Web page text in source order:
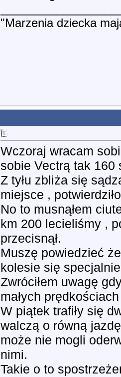
"Marzenia dziecka
Wczoraj wracam
sobie Vectrą tak 160
Z tyłu zbliża się
miejsce ,
No to musnąłem
km 200 lecieliśmy ,
przecisnął.
Muszę powiedzieć
kolesie się
Zwróciłem uwagę
małych
W piątek trafiły się
walczą o równą
może nie mogli
nimi.
Takie o to